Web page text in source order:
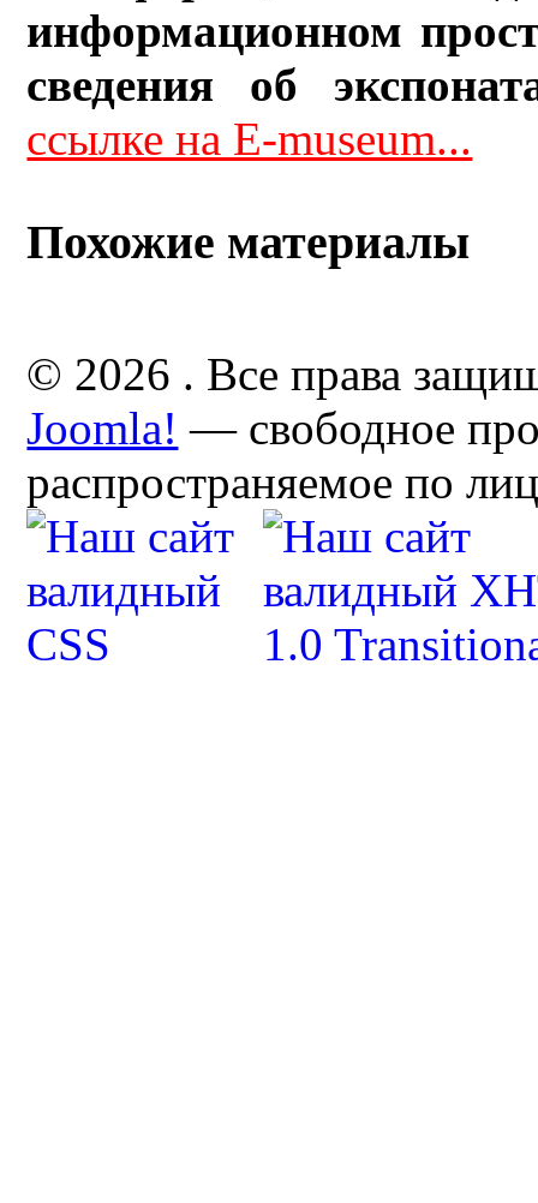
информационном
сведения об
ссылке на E-museum...
Похожие материалы
© 2026 . Все права
Joomla! — свободное
распространяемое по